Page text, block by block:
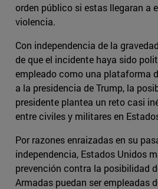
orden público si estas llegaran a
violencia.
Con independencia de la
de que el incidente haya sido
empleado como una plataforma
a la presidencia de Trump, la
presidente plantea un reto casi
entre civiles y militares en
Por razones enraizadas en su
independencia, Estados Unidos
prevención contra la posibilidad
Armadas puedan ser empleadas